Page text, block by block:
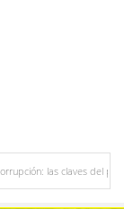
las claves del primer